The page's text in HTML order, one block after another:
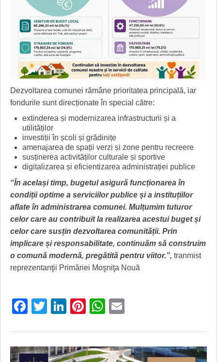
Dezvoltarea comunei rămâne prioritatea principală, iar
fondurile sunt direcționate în special către:
extinderea și modernizarea infrastructurii și a
utilităților
investiții în școli și grădinițe
amenajarea de spații verzi și zone pentru recreere
susținerea activităților culturale și sportive
digitalizarea și eficientizarea administrației publice
“În același timp, bugetul asigură funcționarea în
condiții optime a serviciilor publice și a instituțiilor
aflate în administrarea comunei. Mulțumim tuturor
celor care au contribuit la realizarea acestui buget și
celor care susțin dezvoltarea comunității. Prin
implicare și responsabilitate, continuăm să construim
o comună modernă, pregătită pentru viitor.”, tranmist
reprezentanţii Primăriei Moşniţa Nouă
Facebook
Twitter
LinkedIn
Pinterest
WhatsApp